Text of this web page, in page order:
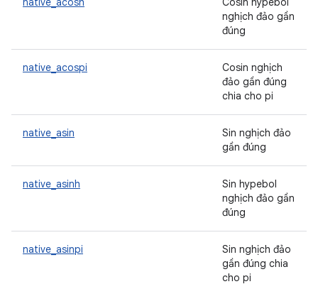
nghịch đảo gần
đúng
native_acospi
Cosin nghịch
đảo gần đúng
chia cho pi
native_asin
Sin nghịch đảo
gần đúng
native_asinh
Sin hypebol
nghịch đảo gần
đúng
native_asinpi
Sin nghịch đảo
gần đúng chia
cho pi